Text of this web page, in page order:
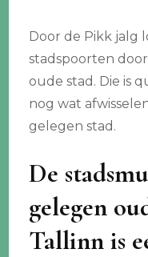
Door de Pikk jalg
stadspoorten
oude stad. Die is
nog wat
gelegen stad.
De
gelegen
Tallinn is